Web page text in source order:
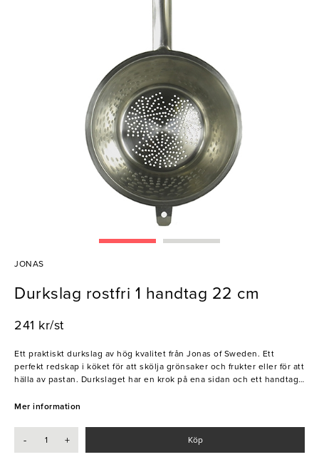
JONAS
Durkslag rostfri 1 handtag 22 cm
241 kr/st
Ett praktiskt durkslag av hög kvalitet från Jonas of Sweden. Ett
perfekt redskap i köket för att skölja grönsaker och frukter eller för att
hälla av pastan. Durkslaget har en krok på ena sidan och ett handtag
- Kan diskas i maskin
Mer information
- + Köp